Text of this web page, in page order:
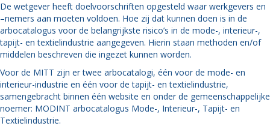
De wetgever heeft doelvoorschriften opgesteld waar werkgevers en
–nemers aan moeten voldoen. Hoe zij dat kunnen doen is in de
arbocatalogus voor de belangrijkste risico’s in de mode-, interieur-,
tapijt- en textielindustrie aangegeven. Hierin staan methoden en/of
middelen beschreven die ingezet kunnen worden.
Voor de MITT zijn er twee arbocatalogi, één voor de mode- en
interieur-industrie en één voor de tapijt- en textielindustrie,
samengebracht binnen één website en onder de gemeenschappelijke
noemer: MODINT arbocatalogus Mode-, Interieur-, Tapijt- en
Textielindustrie.